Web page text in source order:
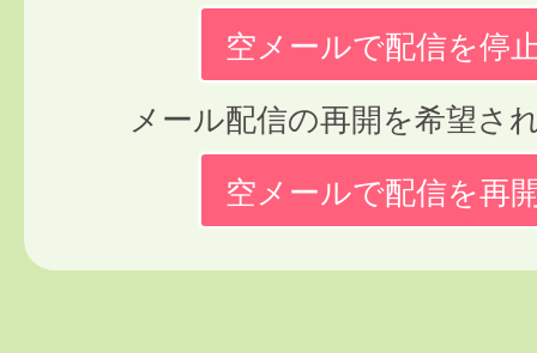
空メールで配信を停
メール配信の再開を希望さ
空メールで配信を再